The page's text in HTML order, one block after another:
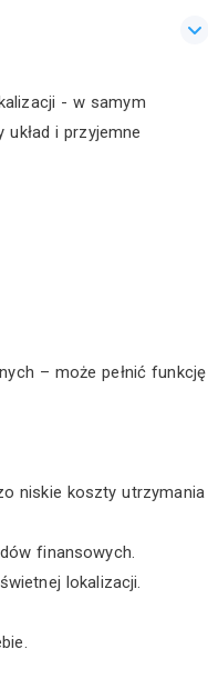
- w samym
i przyjemne
– może pełnić funkcję
niskie koszty utrzymania
finansowych.
lokalizacji.